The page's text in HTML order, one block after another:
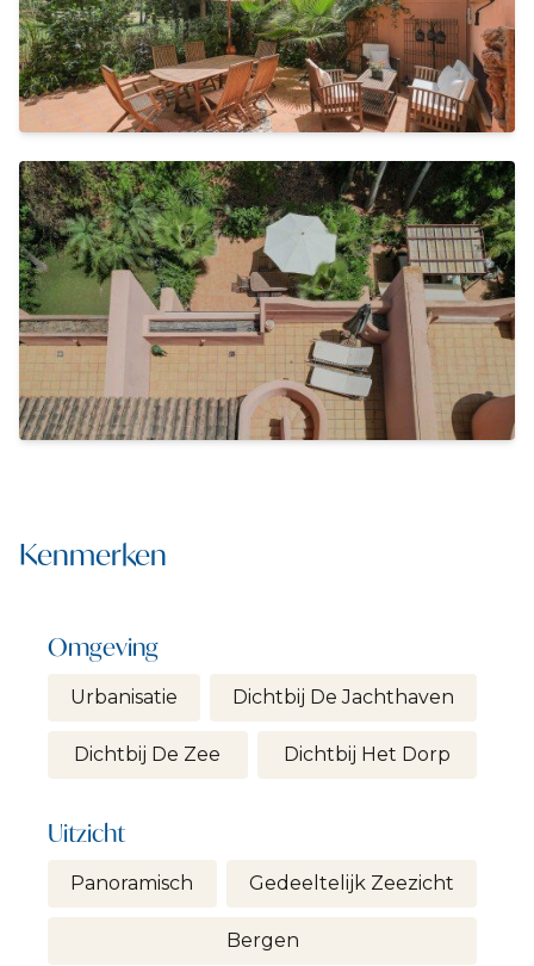
Kenmerken
Omgeving
Urbanisatie Dichtbij De Jachthaven
Dichtbij De Zee Dichtbij Het Dorp
Uitzicht
Panoramisch Gedeeltelijk Zeezicht
Bergen